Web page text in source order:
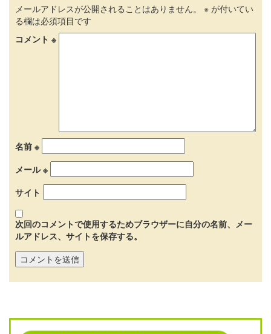
メールアドレスが公開されることはありません。 ※ が付いてい
る欄は必須項目です
コメント ※
名前 ※
メール※
サイト
次回のコメントで使用するためブラウザーに自分の名前、メー
ルアドレス、サイトを保存する。